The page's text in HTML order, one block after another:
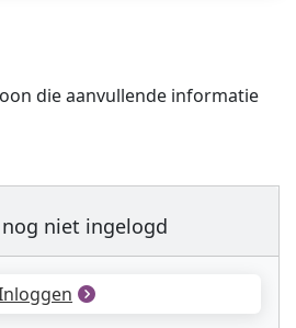
die aanvullende informatie
niet ingelogd